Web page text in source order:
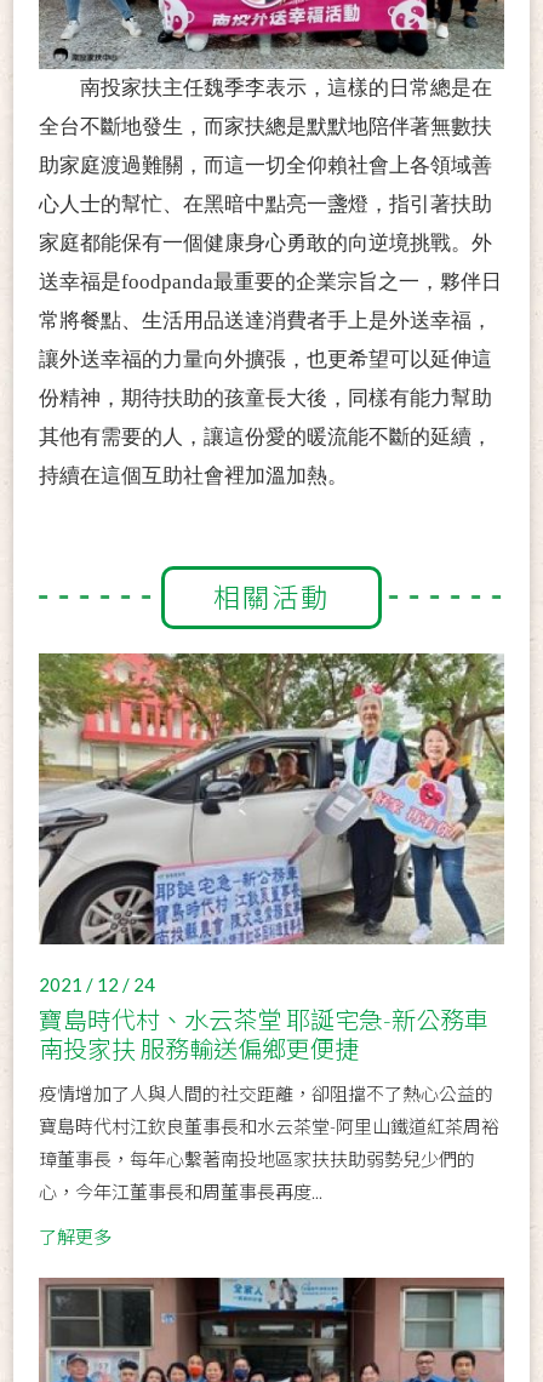
南投家扶主任魏季李表示，這樣的日常總是在
全台不斷地發生，而家扶總是默默地陪伴著無數扶
助家庭渡過難關，而這一切全仰賴社會上各領域善
心人士的幫忙、在黑暗中點亮一盞燈，指引著扶助
家庭都能保有一個健康身心勇敢的向逆境挑戰。外
送幸福是foodpanda最重要的企業宗旨之一，夥伴日
常將餐點、生活用品送達消費者手上是外送幸福，
讓外送幸福的力量向外擴張，也更希望可以延伸這
份精神，期待扶助的孩童長大後，同樣有能力幫助
其他有需要的人，讓這份愛的暖流能不斷的延續，
持續在這個互助社會裡加溫加熱。
相關活動
2021 / 12 / 24
寶島時代村、水云茶堂 耶誕宅急-新公務車
南投家扶 服務輸送偏鄉更便捷
疫情增加了人與人間的社交距離，卻阻擋不了熱心公益的
寶島時代村江欽良董事長和水云茶堂-阿里山鐵道紅茶周裕
璋董事長，每年心繫著南投地區家扶扶助弱勢兒少們的
心，今年江董事長和周董事長再度...
了解更多